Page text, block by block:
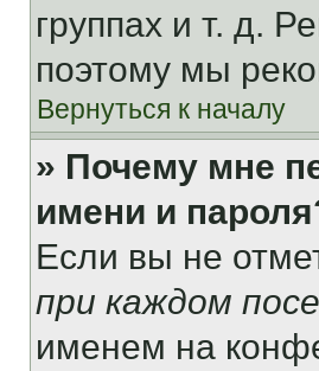
группах и т. д.
поэтому мы
Вернуться к началу
» Почему мне
имени и
Если вы не
при каждом
именем на